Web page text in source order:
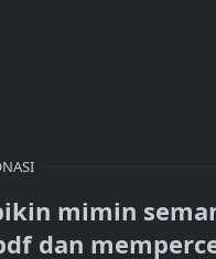
mimin
dan